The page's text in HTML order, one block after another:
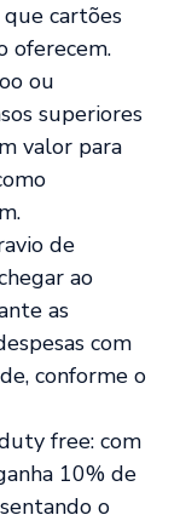
cartões
oferecem.
ou
superiores
valor para
de
ao
as
com
conforme o
free: com
10% de
o